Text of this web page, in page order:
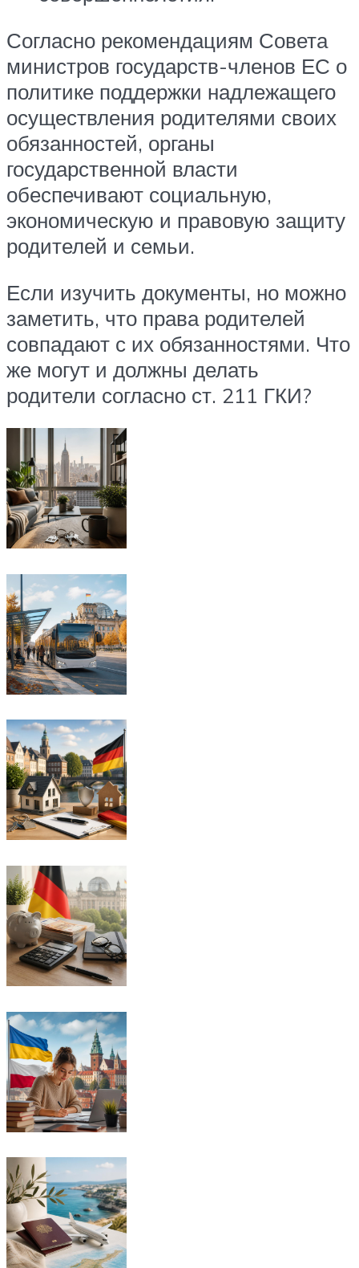
Согласно рекомендациям Совета
министров государств-членов ЕС о
политике поддержки надлежащего
осуществления родителями своих
обязанностей, органы
государственной власти
обеспечивают социальную,
экономическую и правовую защиту
родителей и семьи.
Если изучить документы, но можно
заметить, что права родителей
совпадают с их обязанностями. Что
же могут и должны делать
родители согласно ст. 211 ГКИ?